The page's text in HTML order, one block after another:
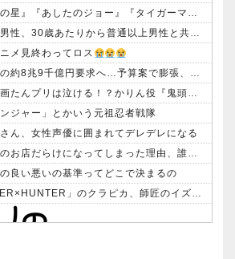
【最終日】『巨人の星』『あしたのジョー』『タイガーマスク』など歴代の有名スポーツ漫画が全巻50％還元中！（8/9まで）
【悲報】独身弱者男性、30歳あたりから普通以上男性と共通項がなくなり会話が成り立たないｗｗｗｗ
メ見終わってロス
防衛費、過去最大の約8兆9千億円要求へ…予算案で膨張、迎撃用無人機・AIなど導入！
【プリキュア】映画たんプリは泣ける！？かりん役『鬼頭明里さん』アラン役『島﨑信長さん』レイン役『内山昂輝さん』だと判明！！
ジャー」とかいう元祖忍者戦隊
ん、女性声優に囲まれてデレデレになる
【謎】アキバが夜のお店だらけになってしまった理由、誰にも分からないｗｗｗｗ：26/08/08のニュース
良い悪いの基準ってどこで決まるの
【悲報】「HUNTER×HUNTER」のクラピカ、師匠のイズナビに対する態度が本当に酷い！！